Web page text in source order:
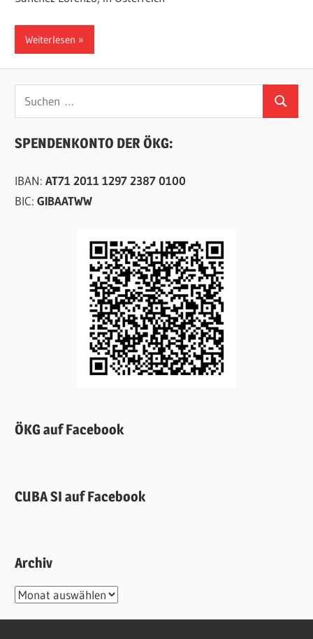
Weiterlesen
Suchen
nach:
Suchen
SPENDENKONTO DER ÖKG:
IBAN:AT71 2011 1297 2387 0100
BIC:GIBAATWW
ÖKG auf Facebook
CUBA SI auf Facebook
Archiv
Archiv